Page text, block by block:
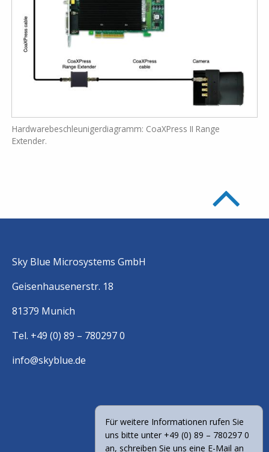
Hardwarebeschleunigerdiagramm: CoaXPress II Range
Extender.
Sky Blue Microsystems GmbH
Geisenhausenerstr. 18
81379 Munich
Tel. +49 (0) 89 – 780297 0
info@skyblue.de
Für weitere Informationen rufen Sie
uns bitte unter +49 (0) 89 – 780297 0
an, schreiben Sie uns eine E-Mail an